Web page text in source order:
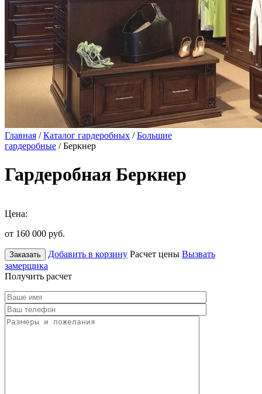
Главная /Каталог гардеробных /Большие
гардеробные / Беркнер
Гардеробная Беркнер
Цена:
от 160 000 руб.
Заказать Добавить в корзину Расчет цены Вызвать
замерщика
Получить расчет